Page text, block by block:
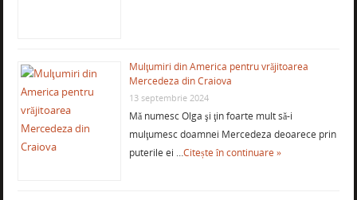
Mulţumiri din America pentru vrăjitoarea
Mercedeza din Craiova
13 septembrie 2024
Mă numesc Olga şi ţin foarte mult să-i
mulţumesc doamnei Mercedeza deoarece prin
puterile ei …Citește în continuare »